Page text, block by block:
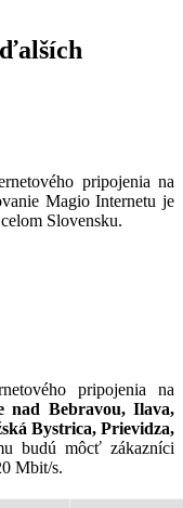
pripojenia na
Magio Internetu je
Slovensku.
pripojenia na
nad Bebravou, Ilava,
Bystrica, Prievidza,
budú môcť zákazníci
Mbit/s.